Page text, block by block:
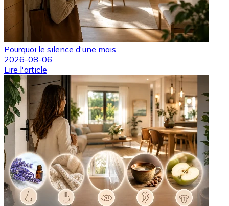
Pourquoi le silence d'une mais...
2026-08-06
Lire l'article